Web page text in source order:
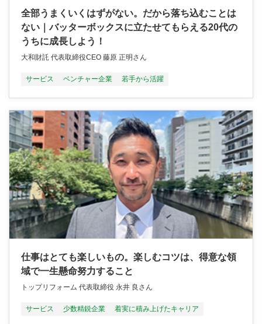
全部うまくいくはずがない。だから落ち込むことは
ない｜バッターボックスに立たせてもらえる20代の
うちに成長しよう！
大和財託 代表取締役CEO 藤原 正明さん
サービス ベンチャー企業 若手から活躍
仕事はとても楽しいもの。楽しむコツは、得意な領
域で一生懸命努力すること
トップリフォーム 代表取締役 永井 良さん
サービス 少数精鋭企業 着実に積み上げたキャリア